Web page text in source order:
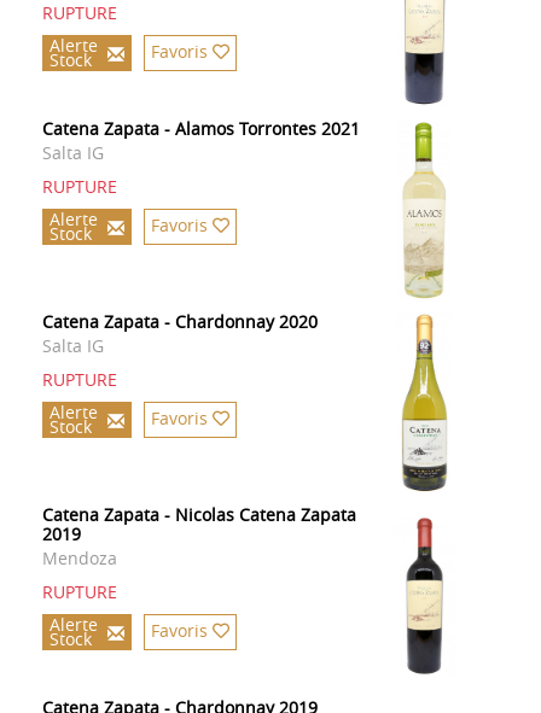
RUPTURE
Alerte
Stock Favoris
Catena Zapata - Alamos Torrontes 2021
Salta IG
RUPTURE
Alerte
Stock Favoris
Catena Zapata - Chardonnay 2020
Salta IG
RUPTURE
Alerte
Stock Favoris
Catena Zapata - Nicolas Catena Zapata
2019
Mendoza
RUPTURE
Alerte
Stock Favoris
Catena Zapata - Chardonnay 2019